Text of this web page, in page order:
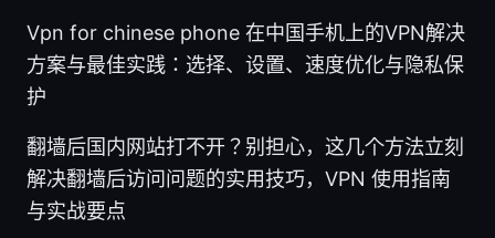
Vpn for chinese phone 在中国手机上的VPN解决
方案与最佳实践：选择、设置、速度优化与隐私保
护
翻墙后国内网站打不开？别担心，这几个方法立刻
解决翻墙后访问问题的实用技巧，VPN 使用指南
与实战要点